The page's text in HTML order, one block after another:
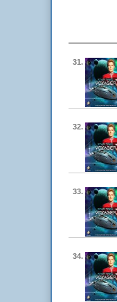
31.
32.
33.
34.